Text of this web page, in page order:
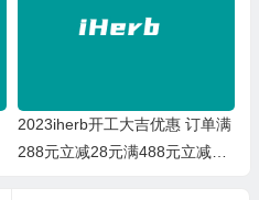
2023iherb开工大吉优惠 订单满
288元立减28元满488元立减88